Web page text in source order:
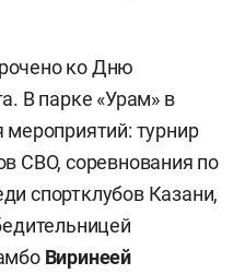
ко Дню
В парке «Урам» в
мероприятий: турнир
СВО, соревнования по
спортклубов Казани,
Виринеей